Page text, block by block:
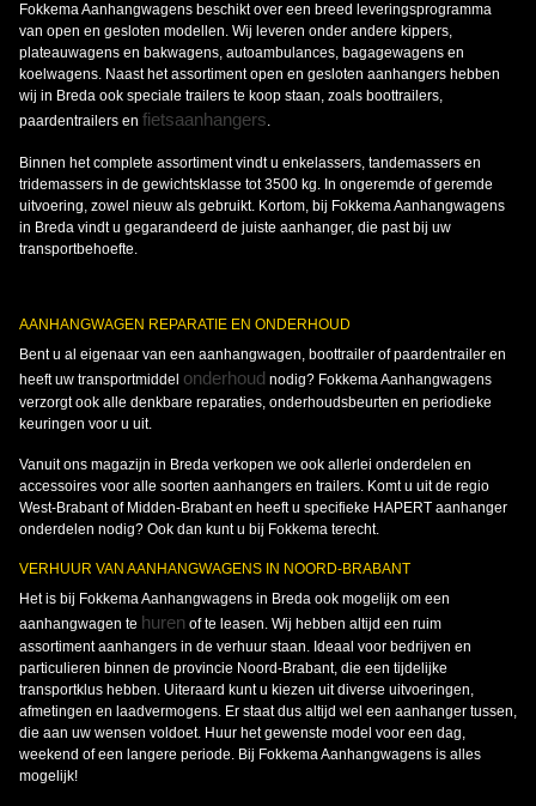
Fokkema Aanhangwagens beschikt over een breed leveringsprogramma
van open en gesloten modellen. Wij leveren onder andere kippers,
plateauwagens en bakwagens, autoambulances, bagagewagens en
koelwagens. Naast het assortiment open en gesloten aanhangers hebben
wij in Breda ook speciale trailers te koop staan, zoals boottrailers,
paardentrailers en fietsaanhangers.
Binnen het complete assortiment vindt u enkelassers, tandemassers en
tridemassers in de gewichtsklasse tot 3500 kg. In ongeremde of geremde
uitvoering, zowel nieuw als gebruikt. Kortom, bij Fokkema Aanhangwagens
in Breda vindt u gegarandeerd de juiste aanhanger, die past bij uw
transportbehoefte.
AANHANGWAGEN REPARATIE EN ONDERHOUD
Bent u al eigenaar van een aanhangwagen, boottrailer of paardentrailer en
heeft uw transportmiddel onderhoud nodig? Fokkema Aanhangwagens
verzorgt ook alle denkbare reparaties, onderhoudsbeurten en periodieke
keuringen voor u uit.
Vanuit ons magazijn in Breda verkopen we ook allerlei onderdelen en
accessoires voor alle soorten aanhangers en trailers. Komt u uit de regio
West-Brabant of Midden-Brabant en heeft u specifieke HAPERT aanhanger
onderdelen nodig? Ook dan kunt u bij Fokkema terecht.
VERHUUR VAN AANHANGWAGENS IN NOORD-BRABANT
Het is bij Fokkema Aanhangwagens in Breda ook mogelijk om een
aanhangwagen te huren of te leasen. Wij hebben altijd een ruim
assortiment aanhangers in de verhuur staan. Ideaal voor bedrijven en
particulieren binnen de provincie Noord-Brabant, die een tijdelijke
transportklus hebben. Uiteraard kunt u kiezen uit diverse uitvoeringen,
afmetingen en laadvermogens. Er staat dus altijd wel een aanhanger tussen,
die aan uw wensen voldoet. Huur het gewenste model voor een dag,
weekend of een langere periode. Bij Fokkema Aanhangwagens is alles
mogelijk!